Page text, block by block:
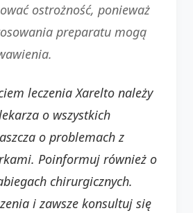
ostrożność, ponieważ
preparatu mogą
leczenia Xarelto należy
o wszystkich
o problemach z
Poinformuj również o
chirurgicznych.
i zawsze konsultuj się